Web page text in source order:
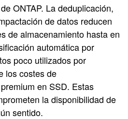
ONTAP. La deduplicación,
de datos reducen
de almacenamiento hasta en
automática por
poco utilizados por
los costes de
en SSD. Estas
la disponibilidad de
sentido.